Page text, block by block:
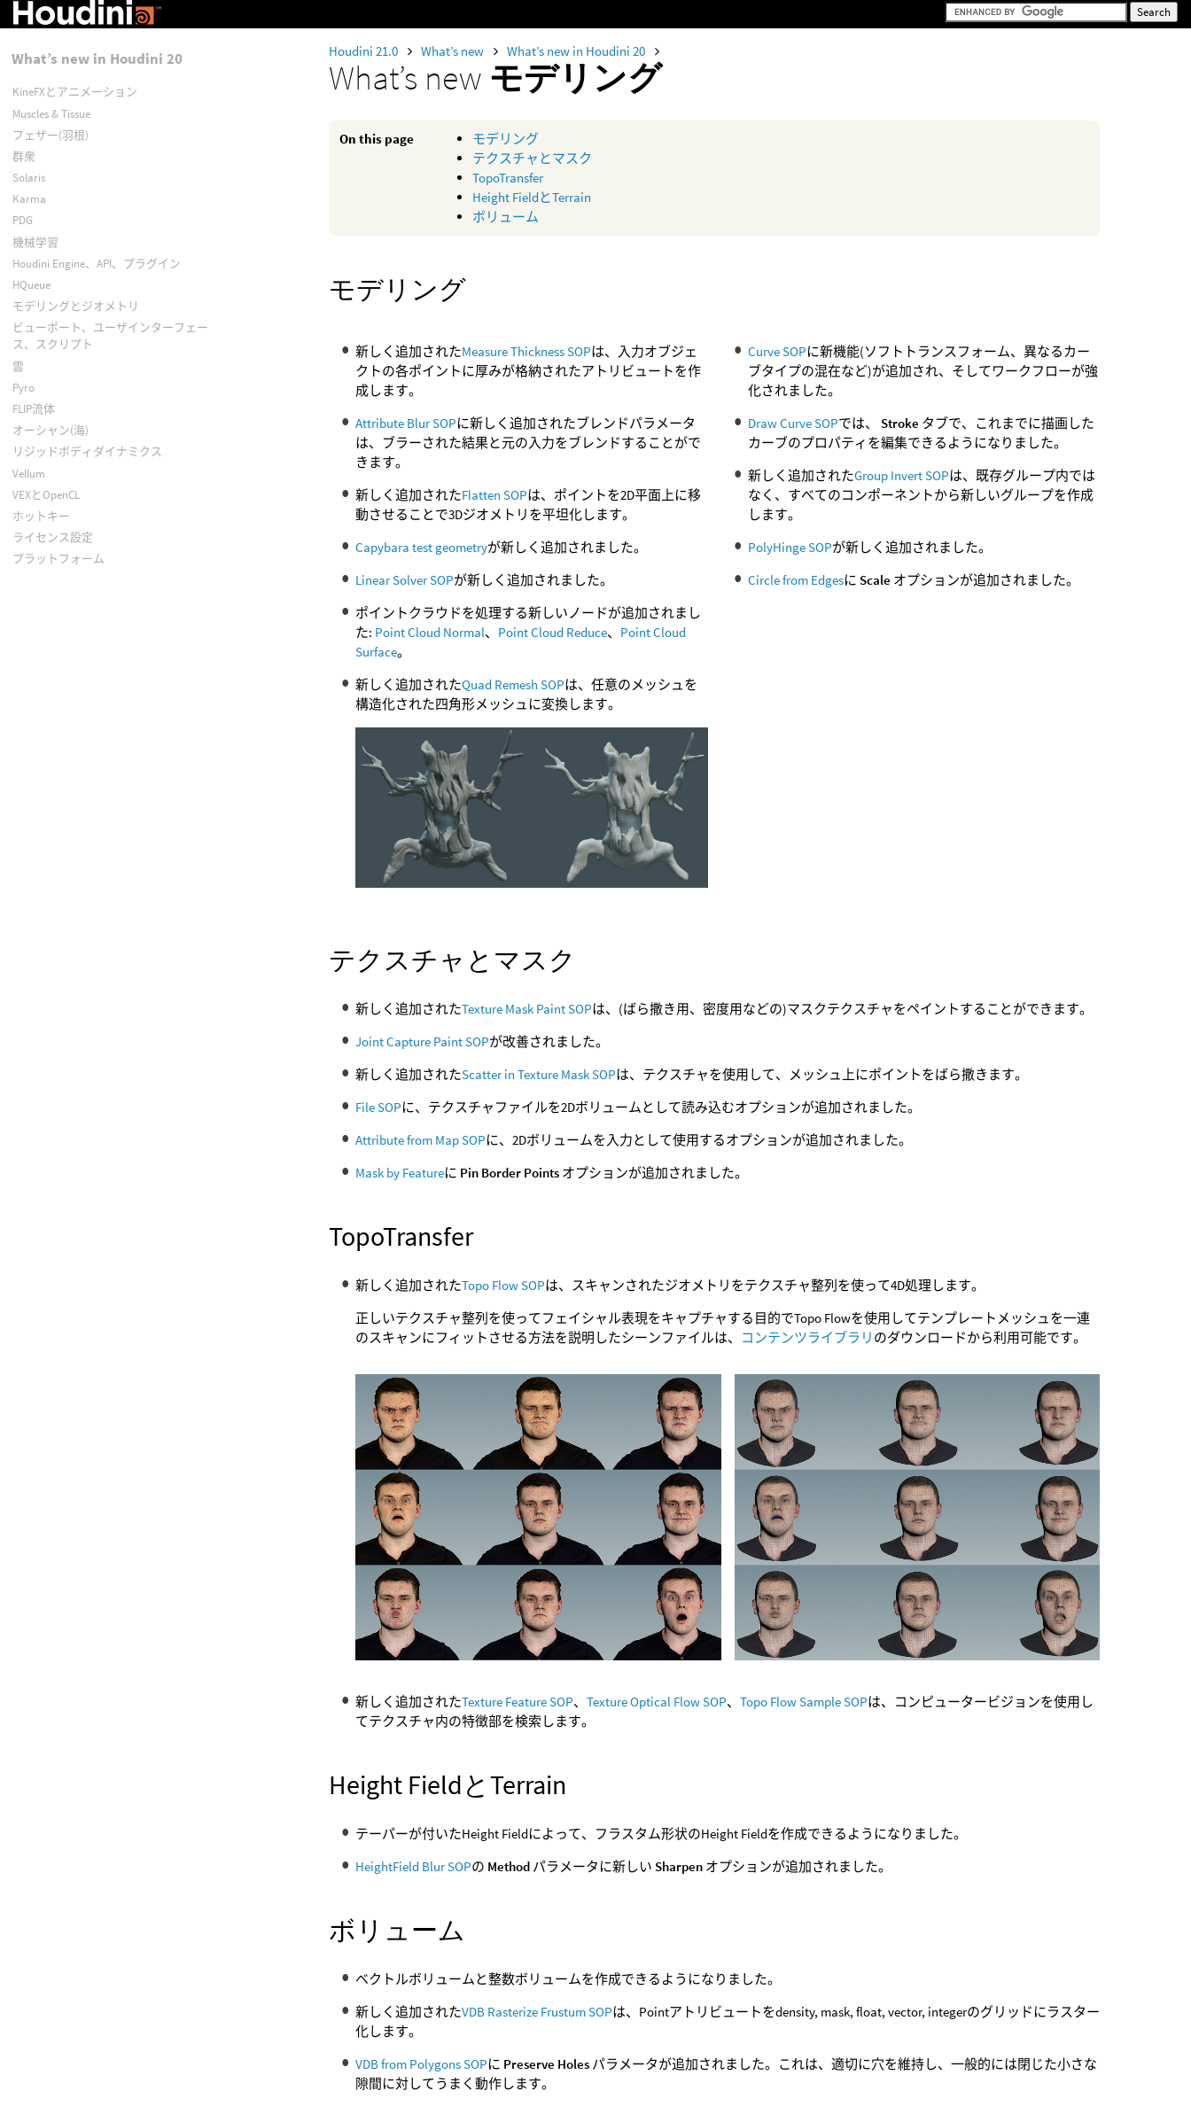
Houdini 21.0 What’s new What’s new in Houdini 20
What’s new モデリング
On this page
モデリング
テクスチャとマスク
TopoTransfer
Height FieldとTerrain
ボリューム
モデリング
新しく追加されたMeasure Thickness SOPは、入力オブジェ
クトの各ポイントに厚みが格納されたアトリビュートを作
成します。
Attribute Blur SOPに新しく追加されたブレンドパラメータ
は、ブラーされた結果と元の入力をブレンドすることがで
きます。
新しく追加されたFlatten SOPは、ポイントを2D平面上に移
動させることで3Dジオメトリを平坦化します。
Capybara test geometryが新しく追加されました。
Linear Solver SOPが新しく追加されました。
ポイントクラウドを処理する新しいノードが追加されまし
た: Point Cloud Normal、 Point Cloud Reduce、 Point Cloud
Surface。
新しく追加されたQuad Remesh SOPは、任意のメッシュを
構造化された四角形メッシュに変換します。
Curve SOPに新機能(ソフトトランスフォーム、異なるカー
ブタイプの混在など)が追加され、そしてワークフローが強
化されました。
Draw Curve SOPでは、 Stroke タブで、これまでに描画した
カーブのプロパティを編集できるようになりました。
新しく追加されたGroup Invert SOPは、既存グループ内では
なく、すべてのコンポーネントから新しいグループを作成
します。
PolyHinge SOPが新しく追加されました。
Circle from Edgesに Scale オプションが追加されました。
テクスチャとマスク
新しく追加されたTexture Mask Paint SOPは、(ばら撒き用、密度用などの)マスクテクスチャをペイントすることができます。
Joint Capture Paint SOPが改善されました。
新しく追加されたScatter in Texture Mask SOPは、テクスチャを使用して、メッシュ上にポイントをばら撒きます。
File SOPに、テクスチャファイルを2Dボリュームとして読み込むオプションが追加されました。
Attribute from Map SOPに、2Dボリュームを入力として使用するオプションが追加されました。
Mask by Featureに Pin Border Points オプションが追加されました。
TopoTransfer
新しく追加されたTopo Flow SOPは、スキャンされたジオメトリをテクスチャ整列を使って4D処理します。
正しいテクスチャ整列を使ってフェイシャル表現をキャプチャする目的でTopo Flowを使用してテンプレートメッシュを一連
のスキャンにフィットさせる方法を説明したシーンファイルは、 コンテンツライブラリ のダウンロードから利用可能です。
新しく追加されたTexture Feature SOP、Texture Optical Flow SOP、Topo Flow Sample SOPは、コンピュータービジョンを使用し
てテクスチャ内の特徴部を検索します。
Height FieldとTerrain
テーパーが付いたHeight Fieldによって、フラスタム形状のHeight Fieldを作成できるようになりました。
HeightField Blur SOPの Method パラメータに新しい Sharpen オプションが追加されました。
ボリューム
ベクトルボリュームと整数ボリュームを作成できるようになりました。
新しく追加されたVDB Rasterize Frustum SOPは、Pointアトリビュートをdensity, mask, float, vector, integerのグリッドにラスター
化します。
VDB from Polygons SOPに Preserve Holes パラメータが追加されました。これは、適切に穴を維持し、一般的には閉じた小さな
隙間に対してうまく動作します。
What’s new in Houdini 20
KineFXとアニメーション
Muscles & Tissue
フェザー(羽根)
群衆
Solaris
Karma
PDG
機械学習
Houdini Engine、API、プラグイン
HQueue
モデリングとジオメトリ
ビューポート、ユーザインターフェー
ス、スクリプト
雲
Pyro
FLIP流体
オーシャン(海)
リジッドボディダイナミクス
Vellum
VEXとOpenCL
ホットキー
ライセンス設定
プラットフォーム